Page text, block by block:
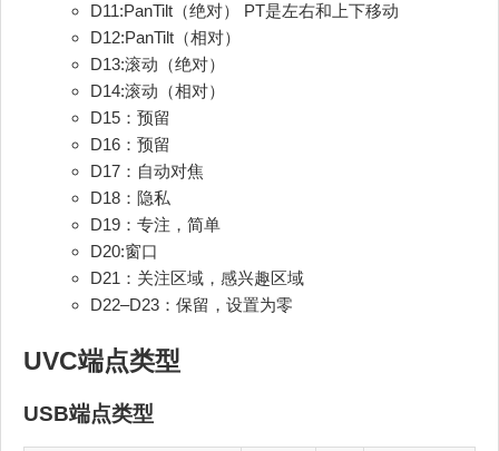
D11:PanTilt（绝对） PT是左右和上下移动
D12:PanTilt（相对）
D13:滚动（绝对）
D14:滚动（相对）
D15：预留
D16：预留
D17：自动对焦
D18：隐私
D19：专注，简单
D20:窗口
D21：关注区域，感兴趣区域
D22–D23：保留，设置为零
UVC端点类型
USB端点类型